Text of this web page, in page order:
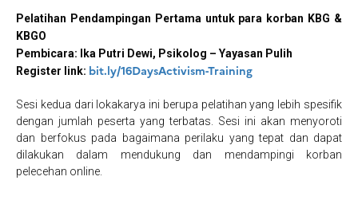
Pelatihan Pendampingan Pertama untuk para korban KBG &
KBGO
Pembicara:
Ika Putri Dewi, Psikolog – Yayasan Pulih
Register link: bit.ly/16DaysActivism-Training
Sesi kedua dari lokakarya ini berupa pelatihan yang lebih spesifik
dengan jumlah peserta yang terbatas. Sesi ini akan menyoroti
dan berfokus pada bagaimana perilaku yang tepat dan dapat
dilakukan dalam mendukung dan mendampingi korban
pelecehan online.